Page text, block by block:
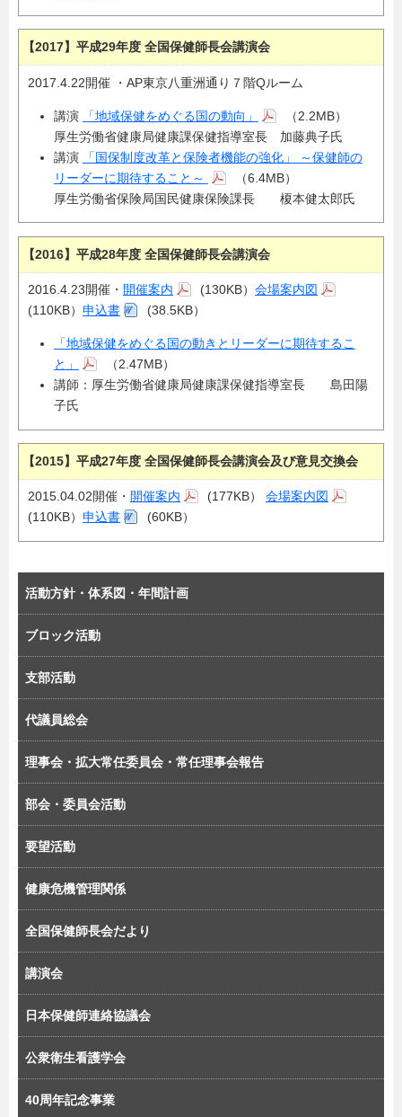
【2017】平成29年度 全国保健師長会講演会
2017.4.22開催 ・AP東京八重洲通り７階Qルーム
講演 「地域保健をめぐる国の動向」
（2.2MB）
厚生労働省健康局健康課保健指導室長 加藤典子氏
講演
「国保制度改革と保険者機能の強化」 ～保健師の
リーダーに期待すること～
（6.4MB）
厚生労働省保険局国民健康保険課長 榎本健太郎氏
【2016】平成28年度 全国保健師長会講演会
2016.4.23開催・ 開催案内 (130KB） 会場案内図
(110KB） 申込書 (38.5KB）
「地域保健をめぐる国の動きとリーダーに期待するこ
と」
（2.47MB）
講師：厚生労働省健康局健康課保健指導室長 島田陽
子氏
【2015】平成27年度 全国保健師長会講演会及び意見交換会
2015.04.02開催・ 開催案内 (177KB） 会場案内図
(110KB） 申込書 (60KB）
活動方針・体系図・年間計画
ブロック活動
支部活動
代議員総会
理事会・拡大常任委員会・常任理事会報告
部会・委員会活動
要望活動
健康危機管理関係
全国保健師長会だより
講演会
日本保健師連絡協議会
公衆衛生看護学会
40周年記念事業